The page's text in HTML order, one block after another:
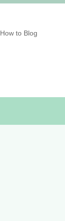
How to Blog